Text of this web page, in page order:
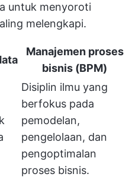
untuk menyoroti
melengkapi.
Manajemen proses
bisnis (BPM)
Disiplin ilmu yang
berfokus pada
pemodelan,
pengelolaan, dan
pengoptimalan
proses bisnis.